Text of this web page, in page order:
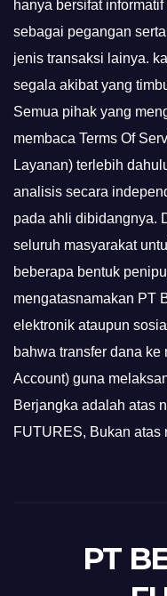
hanya bersifat
sebagai pegangan
jenis transaksi lainya.
segala akibat yang
Semua pihak yang
membaca Terms Of
Layanan) terlebih
analisis secara
pada ahli dibidangnya.
seluruh masyarakat
beberapa bentuk
mengatasnamakan PT
elektronik ataupun
bahwa transfer dana
Account) guna
Berjangka adalah atas
FUTURES, Bukan atas
PT